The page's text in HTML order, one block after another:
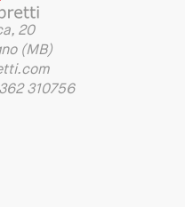
20
(MB)
310756